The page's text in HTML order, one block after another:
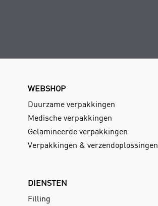
WEBSHOP
Duurzame verpakkingen
Medische verpakkingen
Gelamineerde verpakkingen
Verpakkingen & verzendoplossingen
DIENSTEN
Filling